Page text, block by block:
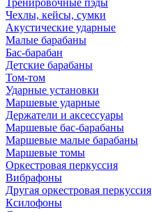
Тренировочные пэды
Чехлы, кейсы, сумки
Акустические ударные
Mалые барабаны
Бас-барабан
Детские барабаны
Том-том
Ударные установки
Маршевые ударные
Держатели и аксессуары
Маршевые бас-барабаны
Маршевые малые барабаны
Маршевые томы
Оркестровая перкуссия
Вибрафоны
Другая оркестровая перкуссия
Ксилофоны